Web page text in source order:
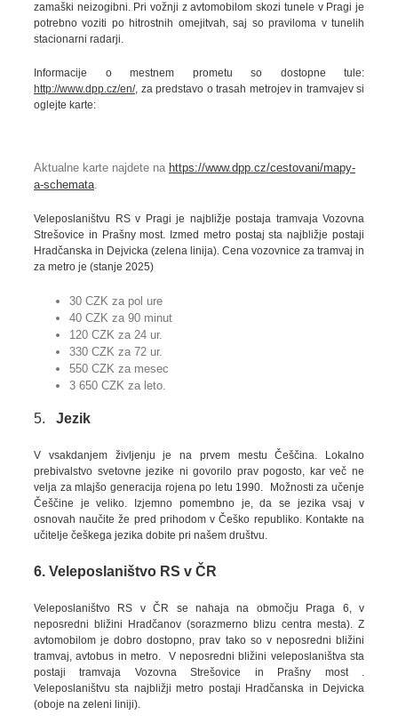
zamaški neizogibni. Pri vožnji z avtomobilom skozi tunele v Pragi je
potrebno voziti po hitrostnih omejitvah, saj so praviloma v tunelih
stacionarni radarji.
Informacije o mestnem prometu so dostopne tule:
http://www.dpp.cz/en/, za predstavo o trasah metrojev in tramvajev si
oglejte karte:
Aktualne karte najdete na https://www.dpp.cz/cestovani/mapy-
a-schemata.
Veleposlaništvu RS v Pragi je najbližje postaja tramvaja Vozovna
Strešovice in Prašny most. Izmed metro postaj sta najbližje postaji
Hradčanska in Dejvicka (zelena linija). Cena vozovnice za tramvaj in
za metro je (stanje 2025)
30 CZK za pol ure
40 CZK za 90 minut
120 CZK za 24 ur.
330 CZK za 72 ur.
550 CZK za mesec
3 650 CZK za leto.
5. Jezik
V vsakdanjem življenju je na prvem mestu Češčina. Lokalno
prebivalstvo svetovne jezike ni govorilo prav pogosto, kar več ne
velja za mlajšo generacija rojena po letu 1990. Možnosti za učenje
Češčine je veliko. Izjemno pomembno je, da se jezika vsaj v
osnovah naučite že pred prihodom v Češko republiko. Kontakte na
učitelje češkega jezika dobite pri našem društvu.
6. Veleposlaništvo RS v ČR
Veleposlaništvo RS v ČR se nahaja na območju Praga 6, v
neposredni bližini Hradčanov (sorazmerno blizu centra mesta). Z
avtomobilom je dobro dostopno, prav tako so v neposredni bližini
tramvaj, avtobus in metro. V neposredni bližini veleposlaništva sta
postaji tramvaja Vozovna Strešovice in Prašny most .
Veleposlaništvu sta najbližji metro postaji Hradčanska in Dejvicka
(oboje na zeleni liniji).